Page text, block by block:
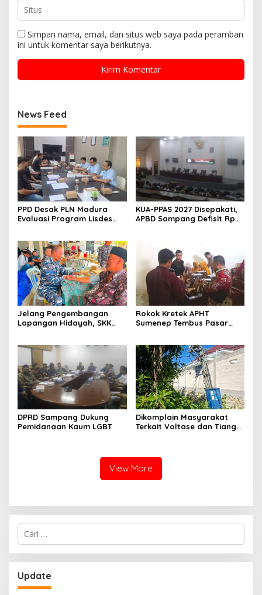
Simpan nama, email, dan situs web saya pada peramban
ini untuk komentar saya berikutnya.
News Feed
PPD Desak PLN Madura
Evaluasi Program Lisdes
KUA-PPAS 2027 Disepakati,
APBD Sampang Defisit Rp
Jelang Pengembangan
Lapangan Hidayah, SKK
Nelayan Sampang
Rokok Kretek APHT
Sumenep Tembus Pasar
DPRD Sampang Dukung
Pemidanaan Kaum LGBT
Dikomplain Masyarakat
Terkait Voltase dan Tiang
View More
Cari
untuk:
Update